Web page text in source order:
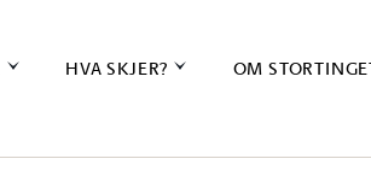
HVA SKJER? OM